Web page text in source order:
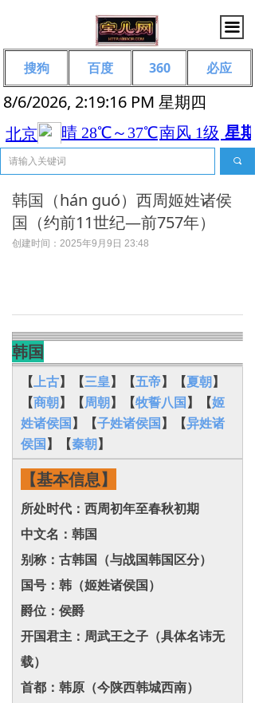
끀
8/6/2026, 2:19:17 PM 星期四
끠
搜狗 百度 360 必应
韩国（hán guó）西周姬姓诸侯
国（约前11世纪—前757年）
创建时间： 2025年9月9日 23:48
韩国
【上古】【三皇】【五帝】【夏朝】
【商朝】【周朝】【牧誓八国】【姬
姓诸侯国】【子姓诸侯国】【异姓诸
侯国】 【秦朝】
【基本信息】
所处时代‌：西周初年至春秋初期
‌中文名‌：韩国
‌别称‌：古韩国（与战国韩国区分）
‌国号‌：韩（姬姓诸侯国）
‌爵位‌：侯爵
‌开国君主‌：周武王之子（具体名讳无
载）
‌首都‌：韩原（今陕西韩城西南）